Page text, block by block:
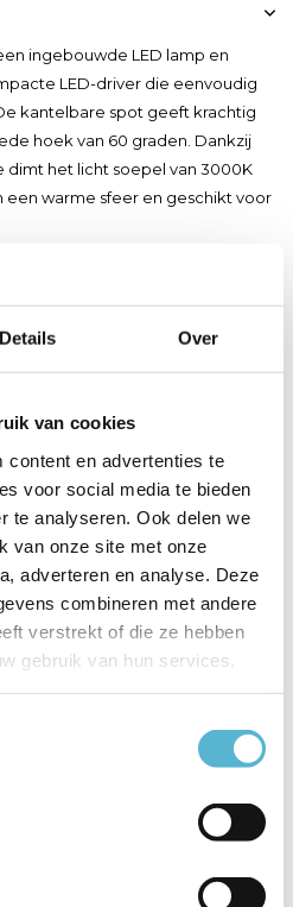
Details Over
van cookies
content en advertenties te
voor social media te bieden
te analyseren. Ook delen we
van onze site met onze
adverteren en analyse. Deze
combineren met andere
verstrekt of die ze hebben
gebruik van hun services.
ingebouwde LED lamp en
LED-driver die eenvoudig
kantelbare spot geeft krachtig
hoek van 60 graden. Dankzij
het licht soepel van 3000K
een warme sfeer en geschikt voor
cm